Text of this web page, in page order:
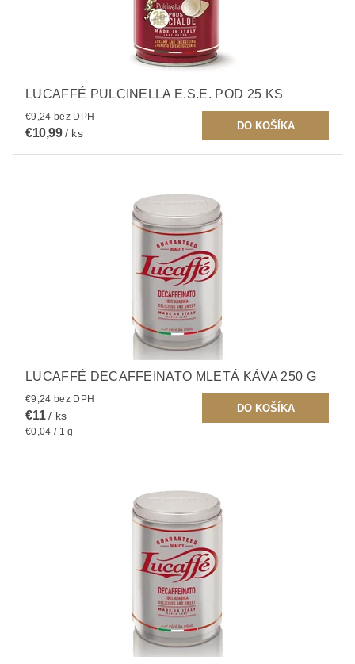
LUCAFFÉ PULCINELLA E.S.E. POD 25 KS
€9,24 bez DPH
€10,99/ ks
LUCAFFÉ DECAFFEINATO MLETÁ KÁVA 250 G
€9,24 bez DPH
€11/ ks
€0,04 / 1 g